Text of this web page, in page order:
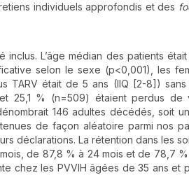
individuels approfondis et des
L’âge médian des patients
selon le sexe (p<0,001), les
TARV était de 5 ans (IIQ [2-8])
25,1 % (n=509) étaient perdus de
146 adultes décédés, soit
de façon aléatoire parmi nos
déclarations. La rétention dans les
de 87,8 % à 24 mois et de 78,7
chez les PVVIH âgées de 35 ans et